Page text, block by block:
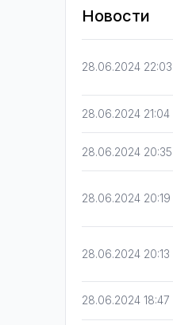
Новости
28.06.2024 22:03
28.06.2024 21:04
28.06.2024 20:35
28.06.2024 20:19
28.06.2024 20:13
28.06.2024 18:47